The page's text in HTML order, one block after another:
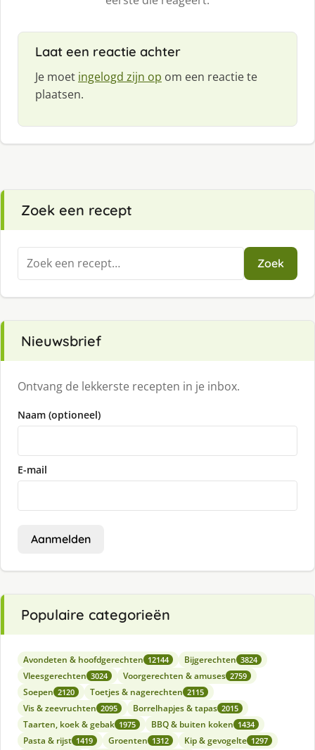
Laat een reactie achter
Je moet ingelogd zijn op om een reactie te
plaatsen.
Zoek een recept
Zoeken
naar:
Zoek
Nieuwsbrief
Ontvang de lekkerste recepten in je inbox.
Naam (optioneel)
E-mail
Aanmelden
Populaire categorieën
Avondeten & hoofdgerechten 12144 Bijgerechten 3824
Vleesgerechten 3024 Voorgerechten & amuses 2759
Soepen 2120 Toetjes & nagerechten 2115
Vis & zeevruchten 2095 Borrelhapjes & tapas 2015
Taarten, koek & gebak 1975 BBQ & buiten koken 1434
Pasta & rijst 1419 Groenten 1312 Kip & gevogelte 1297